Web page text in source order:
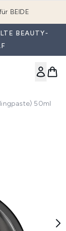
BEIDE
BEAUTY-
50ml